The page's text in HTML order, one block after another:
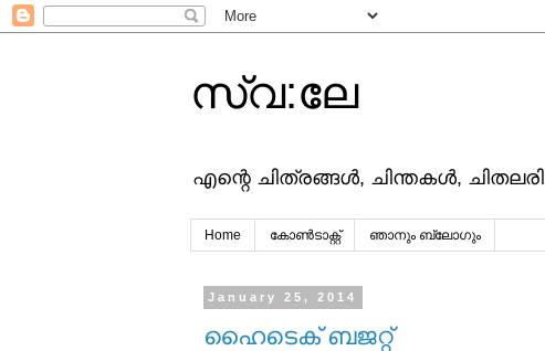
സ്വ:ലേ
എന്റെ ചിത്രങ്ങള്‍, ചിന്തകള്‍,
Home കോൺടാക്റ്റ് ഞാനും ബ്ലോഗും
January 25, 2014
ഹൈടെക് ബജറ്റ്